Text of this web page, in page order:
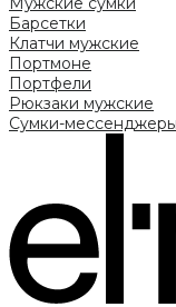
Барсетки
Клатчи мужские
Портмоне
Портфели
Рюкзаки мужские
Сумки-мессенджеры